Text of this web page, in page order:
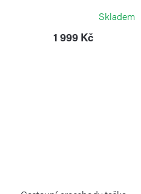
Skladem
1 999 Kč